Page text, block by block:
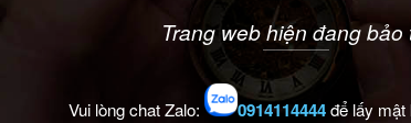
Trang web hiện đang bảo
Vui lòng chat Zalo: 0914114444để lấy mật